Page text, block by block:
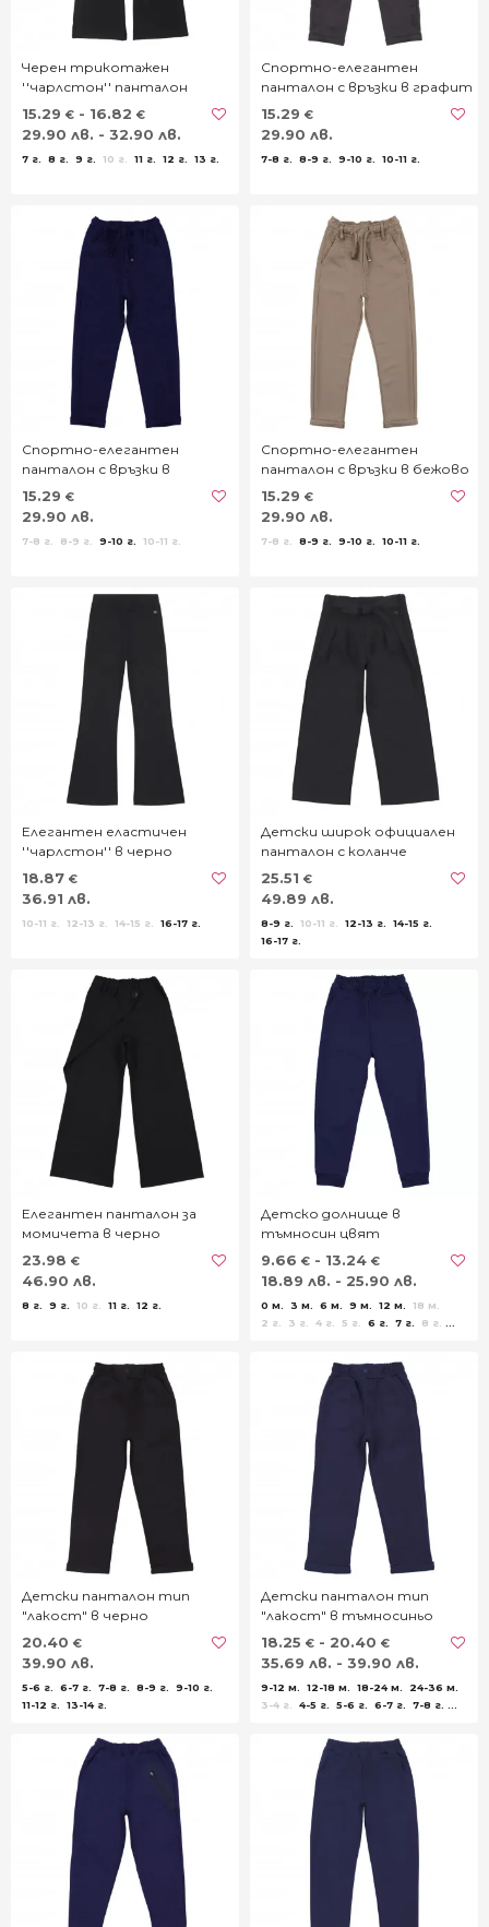
Черен трикотажен
''чарлстон'' панталон
15.29 € - 16.82 €
29.90 лв. - 32.90 лв.
7 г. 8 г. 9 г. 10 г. 11 г. 12 г. 13 г.
Спортно-елегантен
панталон с връзки в графит
15.29 €
29.90 лв.
7-8 г. 8-9 г. 9-10 г. 10-11 г.
Спортно-елегантен
панталон с връзки в
тъмносиньо
15.29 €
29.90 лв.
7-8 г. 8-9 г. 9-10 г. 10-11 г.
Спортно-елегантен
панталон с връзки в бежово
15.29 €
29.90 лв.
7-8 г. 8-9 г. 9-10 г. 10-11 г.
Елегантен еластичен
''чарлстон'' в черно
18.87 €
36.91 лв.
10-11 г. 12-13 г. 14-15 г. 16-17 г.
Детски широк официален
панталон с коланче
25.51 €
49.89 лв.
8-9 г. 10-11 г. 12-13 г.
14-15 г.
16-17 г.
Елегантен панталон за
момичета в черно
23.98 €
46.90 лв.
8 г. 9 г. 10 г. 11 г. 12 г.
Детско долнище в
тъмносин цвят
9.66 € - 13.24 €
18.89 лв. - 25.90 лв.
0 м. 3 м. 6 м. 9 м. 12 м.
18 м.
2 г.
3 г. 4 г. 5 г. 6 г. 7 г.
8 г.
Детски панталон тип
"лакост" в черно
20.40 €
39.90 лв.
5-6 г. 6-7 г. 7-8 г. 8-9 г.
9-10 г.
11-12 г.
13-14 г.
Детски панталон тип
"лакост" в тъмносиньо
18.25 € - 20.40 €
35.69 лв. - 39.90 лв.
9-12 м. 12-18 м. 18-24 м.
24-36 м.
3-4 г.
4-5 г. 5-6 г. 6-7 г.
7-8 г.